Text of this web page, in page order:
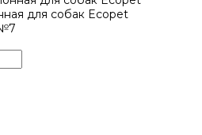
для собак Ecopet